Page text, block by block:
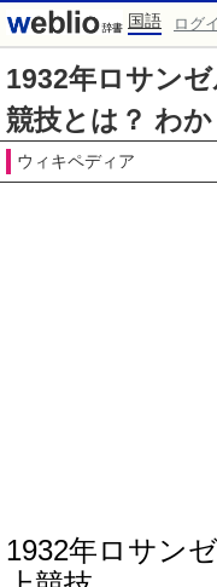
国語 ログ
1932年ロサン
競技とは？ わ
ウィキペディア
1932年ロサン